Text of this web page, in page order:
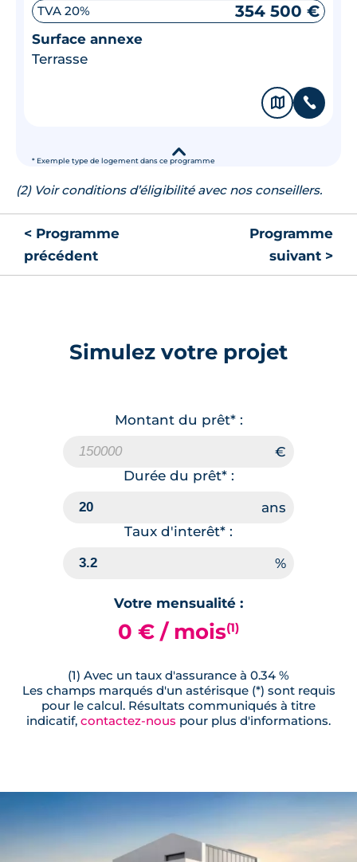
* Exemple type de logement dans ce programme
TVA 20% 354 500 €
Surface annexe
Terrasse
🗞 📞
▾
(2) Voir conditions d’éligibilité avec nos conseillers.
< Programme
précédent
Programme
suivant >
Simulez votre projet
Montant du prêt* :
Durée du prêt* :
Taux d'interêt* :
Votre mensualité :
0 € / mois(1)
(1) Avec un taux d'assurance à 0.34 %
Les champs marqués d'un astérisque (*) sont requis
pour le calcul. Résultats communiqués à titre
indicatif, contactez-nous pour plus d'informations.